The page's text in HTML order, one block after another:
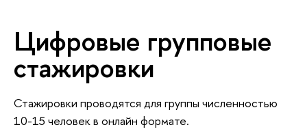
Цифровые групповые
стажировки
Стажировки проводятся для группы численностью
10-15 человек в онлайн формате.